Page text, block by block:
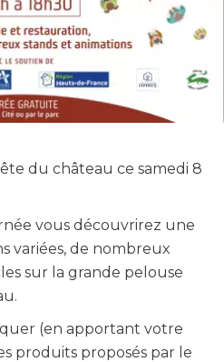
du château ce samedi 8
vous découvrirez une
variées, de nombreux
sur la grande pelouse
(en apportant votre
produits proposés par le